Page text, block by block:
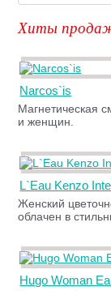
Хиты
Narcos`is
Магнетическая
и женщин.
L`Eau Kenzo
Женский
облачен в
Hugo Woman